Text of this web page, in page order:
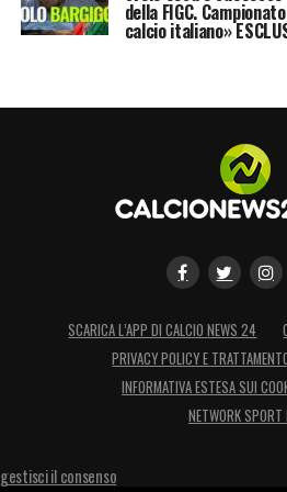
LA PLAYLIST DELLE
della FIGC.
calcio italiano»
SCARICA L’APP DI CALCIO NEWS 24
PRIVACY POLICY E
INFORMATIVA ESTESA SUI
NETWORK SPORT
gestisci il consenso